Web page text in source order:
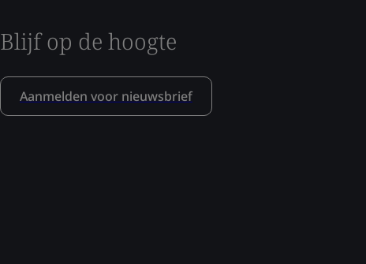
Blijf op de hoogte
Aanmelden voor nieuwsbrief